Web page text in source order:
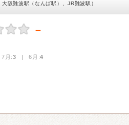
阪難波駅（なんば駅）、JR難波駅）
－
月:3 | 6月:4